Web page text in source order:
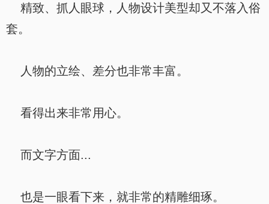
精致、抓人眼球，人物设计美型却又不落入俗
套。
人物的立绘、差分也非常丰富。
看得出来非常用心。
而文字方面...
也是一眼看下来，就非常的精雕细琢。